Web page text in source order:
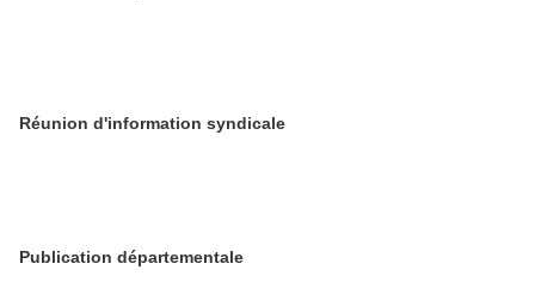
Réunion d'information syndicale
Publication départementale